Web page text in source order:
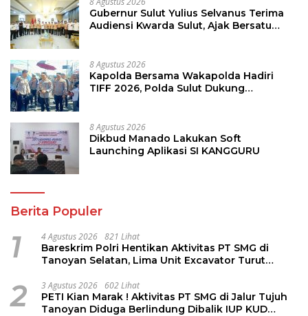
Gubernur Sulut Yulius Selvanus Terima
Audiensi Kwarda Sulut, Ajak Bersatu
8 Agustus 2026
Kapolda Bersama Wakapolda Hadiri
TIFF 2026, Polda Sulut Dukung
8 Agustus 2026
Dikbud Manado Lakukan Soft
Launching Aplikasi SI KANGGURU
Berita Populer
1 4 Agustus 2026 821 Lihat
Bareskrim Polri Hentikan Aktivitas PT SMG di
Tanoyan Selatan, Lima Unit Excavator Turut
2 3 Agustus 2026 602 Lihat
PETI Kian Marak ! Aktivitas PT SMG di Jalur Tujuh
Tanoyan Diduga Berlindung Dibalik IUP KUD